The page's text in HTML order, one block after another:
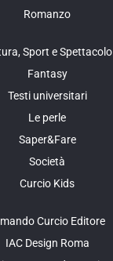
Romanzo
Sport e Spettacolo
Fantasy
Testi universitari
Le perle
Saper&Fare
Società
Curcio Kids
Curcio Editore
IAC Design Roma